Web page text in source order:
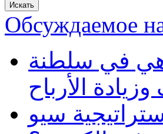
Обсуждаемое
في سلطنة
الأرباح
سيو